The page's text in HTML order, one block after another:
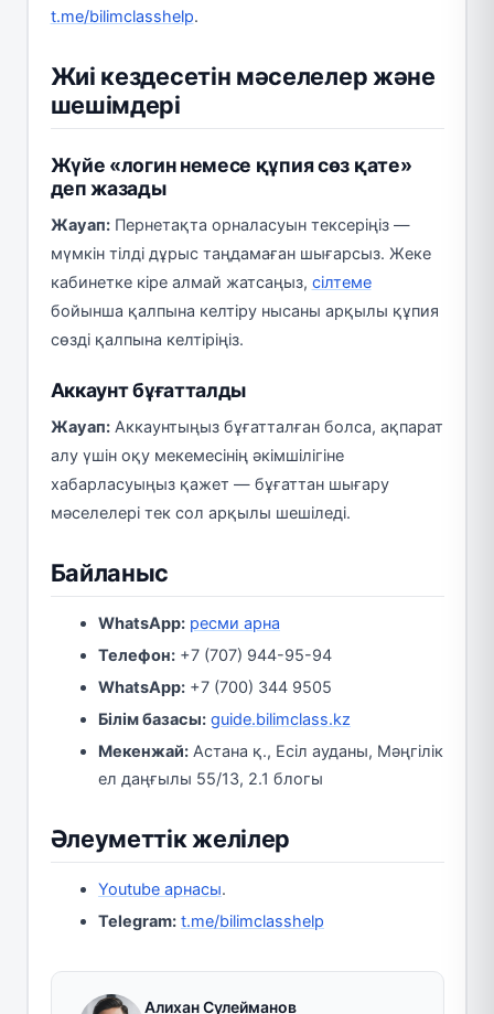
t.me/bilimclasshelp.
Жиі кездесетін мәселелер және
шешімдері
Жүйе «логин немесе құпия сөз қате»
деп жазады
Жауап:Пернетақта орналасуын тексеріңіз —
мүмкін тілді дұрыс таңдамаған шығарсыз. Жеке
кабинетке кіре алмай жатсаңыз, сілтеме
бойынша қалпына келтіру нысаны арқылы құпия
сөзді қалпына келтіріңіз.
Аккаунт бұғатталды
Жауап:Аккаунтыңыз бұғатталған болса, ақпарат
алу үшін оқу мекемесінің әкімшілігіне
хабарласуыңыз қажет — бұғаттан шығару
мәселелері тек сол арқылы шешіледі.
Байланыс
WhatsApp: ресми арна
Телефон: +7 (707) 944-95-94
WhatsApp: +7 (700) 344 9505
Білім базасы: guide.bilimclass.kz
Мекенжай: Астана қ., Есіл ауданы, Мәңгілік
ел даңғылы 55/13, 2.1 блогы
Әлеуметтік желілер
Youtube арнасы.
Telegram: t.me/bilimclasshelp
Алихан Сулейманов